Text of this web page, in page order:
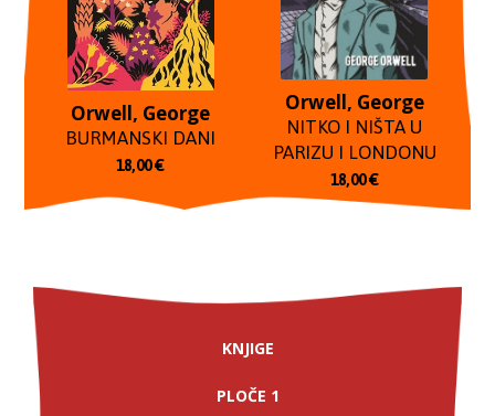
Orwell, George
BURMANSKI DANI
18,00€
Orwell, George
NITKO I NIŠTA U
PARIZU I LONDONU
18,00€
KNJIGE
PLOČE 1